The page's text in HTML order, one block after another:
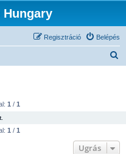
Belépés
Regisztráció
s
1 / 1
1 / 1
Ugrás